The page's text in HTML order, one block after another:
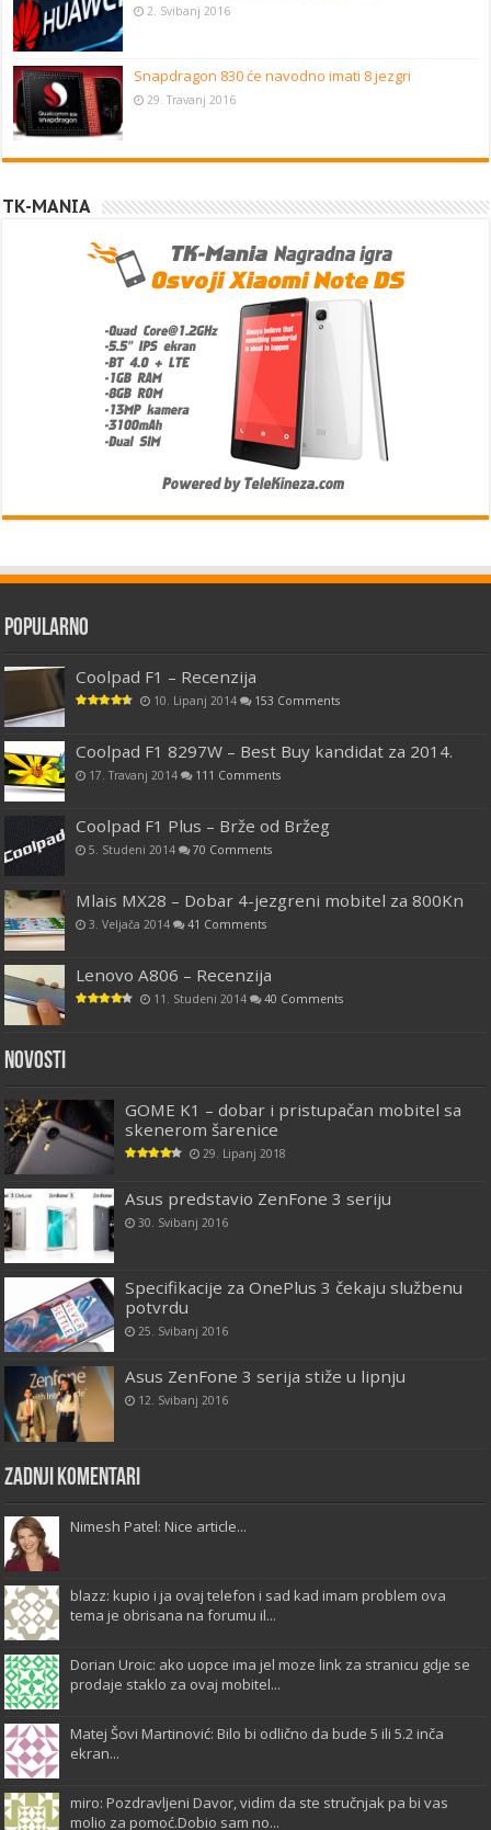
2. Svibanj 2016
Snapdragon 830 će navodno imati 8 jezgri
29. Travanj 2016
TK-MANIA
Popularno
Coolpad F1 – Recenzija
10. Lipanj 2014 153 Comments
Coolpad F1 8297W – Best Buy kandidat za 2014.
17. Travanj 2014 111 Comments
Coolpad F1 Plus – Brže od Bržeg
5. Studeni 2014 70 Comments
Mlais MX28 – Dobar 4-jezgreni mobitel za 800Kn
3. Veljača 2014 41 Comments
Lenovo A806 – Recenzija
11. Studeni 2014 40 Comments
Novosti
GOME K1 – dobar i pristupačan mobitel sa
skenerom šarenice
29. Lipanj 2018
Asus predstavio ZenFone 3 seriju
30. Svibanj 2016
Specifikacije za OnePlus 3 čekaju službenu
potvrdu
25. Svibanj 2016
Asus ZenFone 3 serija stiže u lipnju
12. Svibanj 2016
Zadnji komentari
Nimesh Patel: Nice article...
blazz: kupio i ja ovaj telefon i sad kad imam problem ova
tema je obrisana na forumu il...
Dorian Uroic: ako uopce ima jel moze link za stranicu gdje se
prodaje staklo za ovaj mobitel...
Matej Šovi Martinović: Bilo bi odlično da bude 5 ili 5.2 inča
ekran...
miro: Pozdravljeni Davor, vidim da ste stručnjak pa bi vas
molio za pomoć.Dobio sam no...